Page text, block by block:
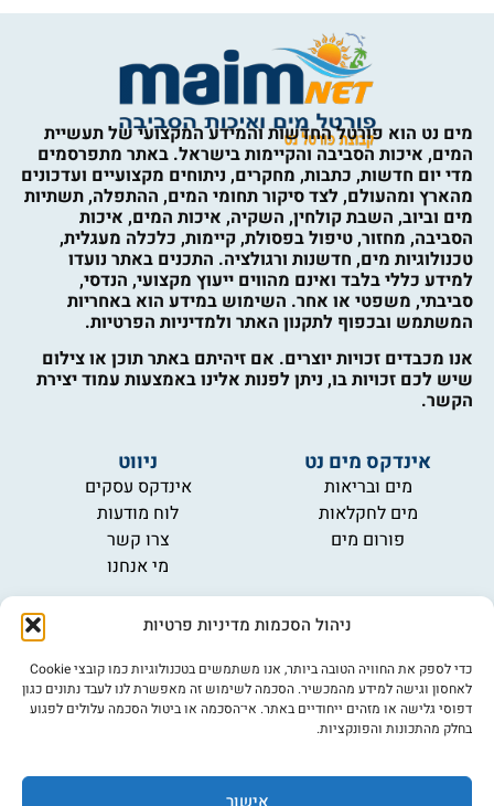
ניהול הסכמות מדיניות פרטיות
כדי לספק את החוויה הטובה ביותר, אנו משתמשים בטכנולוגיות כמו קובצי Cookie
לאחסון וגישה למידע מהמכשיר. הסכמה לשימוש זה מאפשרת לנו לעבד נתונים כגון
דפוסי גלישה או מזהים ייחודיים באתר. אי־הסכמה או ביטול הסכמה עלולים לפגוע
בחלק מהתכונות והפונקציות.
אישור
מים נט הוא פורטל החדשות והמידע המקצועי של תעשיית
המים, איכות הסביבה והקיימות בישראל. באתר מתפרסמים
מדי יום חדשות, כתבות, מחקרים, ניתוחים מקצועיים ועדכונים
מהארץ ומהעולם, לצד סיקור תחומי המים, ההתפלה, תשתיות
מים וביוב, השבת קולחין, השקיה, איכות המים, איכות
הסביבה, מחזור, טיפול בפסולת, קיימות, כלכלה מעגלית,
טכנולוגיות מים, חדשנות ורגולציה. התכנים באתר נועדו
למידע כללי בלבד ואינם מהווים ייעוץ מקצועי, הנדסי,
סביבתי, משפטי או אחר. השימוש במידע הוא באחריות
המשתמש ובכפוף לתקנון האתר ולמדיניות הפרטיות.
אנו מכבדים זכויות יוצרים. אם זיהיתם באתר תוכן או צילום
שיש לכם זכויות בו, ניתן לפנות אלינו באמצעות עמוד יצירת
הקשר.
אינדקס מים נט
מים ובריאות
מים לחקלאות
פורום מים
ניווט
אינדקס עסקים
לוח מודעות
צרו קשר
מי אנחנו
מידע
תקנון
הרשמה לניוזלטר
פרסמו אצלנו
הצהרת נגישות